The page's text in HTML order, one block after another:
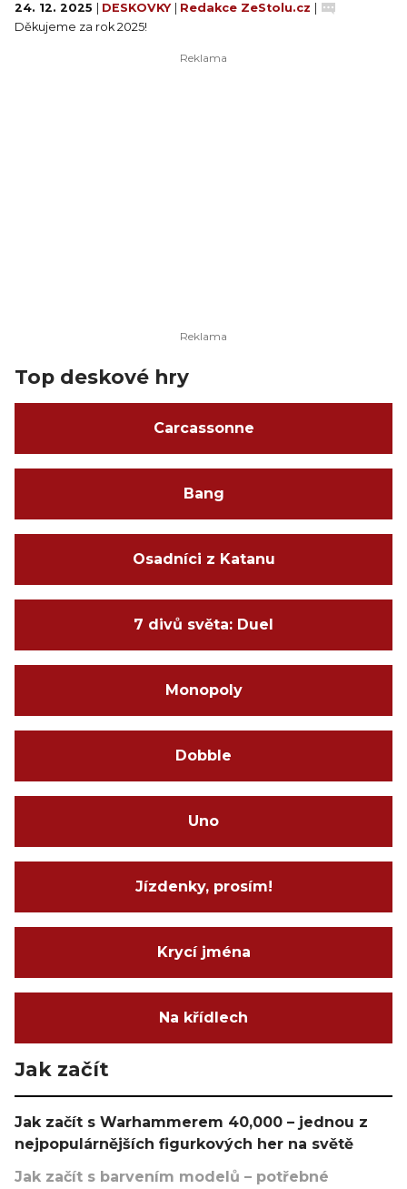
24. 12. 2025 DESKOVKY Redakce ZeStolu.cz
Děkujeme za rok 2025!
Top deskové hry
Carcassonne
Bang
Osadníci z Katanu
7 divů světa: Duel
Monopoly
Dobble
Uno
Jízdenky, prosím!
Krycí jména
Na křídlech
Jak začít
Jak začít s Warhammerem 40,000 – jednou z
nejpopulárnějších figurkových her na světě
Jak začít s barvením modelů – potřebné